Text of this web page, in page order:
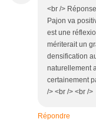
<br />
Pajon va
est une
mériterait un
densification
naturellement
certainement
/> <br /> <br />
Répondre